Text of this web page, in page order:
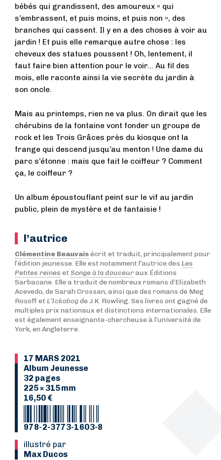
bébés qui grandissent, des amoureux « qui
s’embrassent, et puis moins, et puis non », des
branches qui cassent. Il y en a des choses à voir au
jardin ! Et puis elle remarque autre chose : les
cheveux des statues poussent ! Oh, lentement, il
faut faire bien attention pour le voir… Au fil des
mois, elle raconte ainsi la vie secrète du jardin à
son oncle.
Mais au printemps, rien ne va plus. On dirait que les
chérubins de la fontaine vont fonder un groupe de
rock et les Trois Grâces près du kiosque ont la
frange qui descend jusqu’au menton ! Une dame du
parc s’étonne : mais que fait le coiffeur ? Comment
ça, le coiffeur ?
Un album époustouflant peint sur le vif au jardin
public, plein de mystère et de fantaisie !
l’autrice
Clémentine Beauvaisécrit et traduit, principalement pour
l’édition jeunesse. Elle est notamment l’autrice des Les
Petites reines et Songe à la douceuraux Éditions
Sarbacane. Elle a traduit de nombreux romans d’Elizabeth
Acevedo, de Sarah Crossan, ainsi que des romans de Meg
Rosoff et L’Ickabogde J.K. Rowling. Ses livres ont gagné de
multiples prix nationaux et distinctions internationales. Elle
est également enseignante-chercheuse à l’université de
York, en Angleterre.
17 MARS 2021
Album Jeunesse
32 pages
225 × 315 mm
16,50 €
978-2-3773-1603-8
Illustré par
Max Ducos